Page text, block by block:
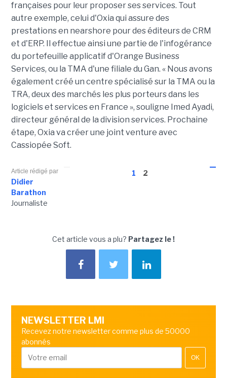
françaises pour leur proposer ses services. Tout
autre exemple, celui d'Oxia qui assure des
prestations en nearshore pour des éditeurs de CRM
et d'ERP. Il effectue ainsi une partie de l'infogérance
du portefeuille applicatif d'Orange Business
Services, ou la TMA d'une filiale du Gan. « Nous avons
également créé un centre spécialisé sur la TMA ou la
TRA, deux des marchés les plus porteurs dans les
logiciels et services en France », souligne Imed Ayadi,
directeur général de la division services. Prochaine
étape, Oxia va créer une joint venture avec
Cassiopée Soft.
1 2
Article rédigé par
Didier
Barathon
Journaliste
Cet article vous a plu? Partagez le !
NEWSLETTER LMI
Recevez notre newsletter comme plus de 50000
abonnés
OK